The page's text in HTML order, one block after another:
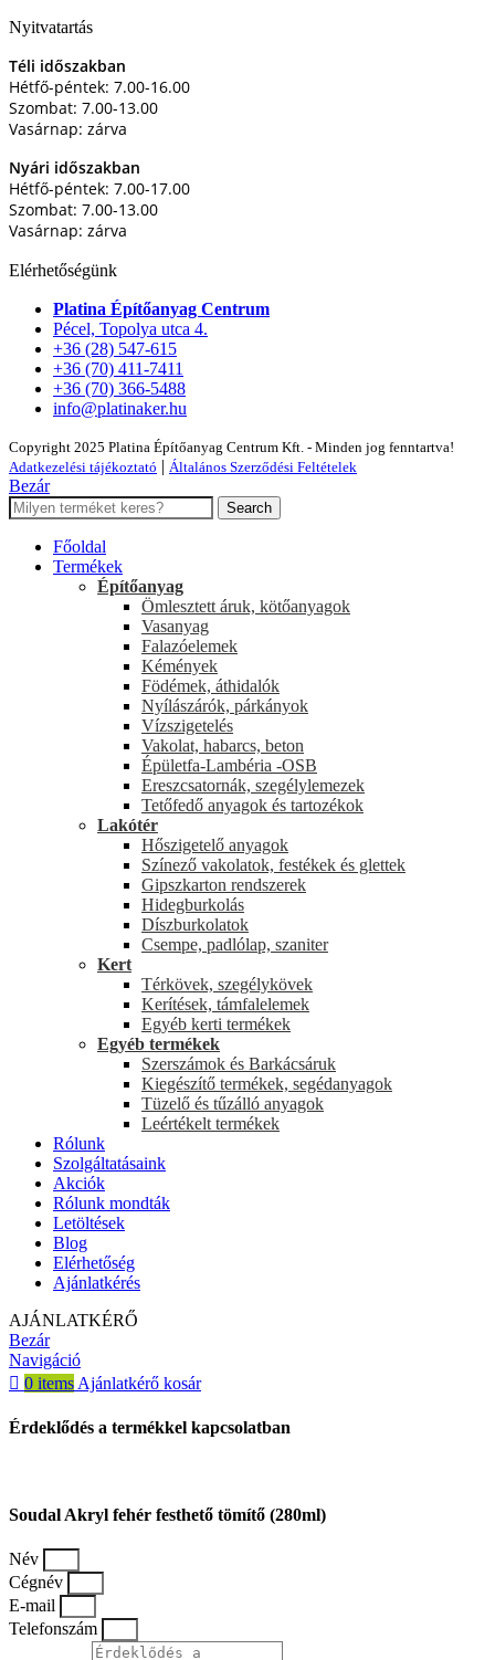
Nyitvatartás
Téli időszakban
Hétfő-péntek: 7.00-16.00
Szombat: 7.00-13.00
Vasárnap: zárva
Nyári időszakban
Hétfő-péntek: 7.00-17.00
Szombat: 7.00-13.00
Vasárnap: zárva
Elérhetőségünk
Platina Építőanyag Centrum
Pécel, Topolya utca 4.
+36 (28) 547-615
+36 (70) 411-7411
+36 (70) 366-5488
info@platinaker.hu
Copyright 2025 Platina Építőanyag Centrum Kft. - Minden jog fenntartva!
Adatkezelési tájékoztató | Általános Szerződési Feltételek
Bezár
Search
Főoldal
Termékek
Építőanyag
Ömlesztett áruk, kötőanyagok
Vasanyag
Falazóelemek
Kémények
Födémek, áthidalók
Nyílászárók, párkányok
Vízszigetelés
Vakolat, habarcs, beton
Épületfa-Lambéria -OSB
Ereszcsatornák, szegélylemezek
Tetőfedő anyagok és tartozékok
Lakótér
Hőszigetelő anyagok
Színező vakolatok, festékek és glettek
Gipszkarton rendszerek
Hidegburkolás
Díszburkolatok
Csempe, padlólap, szaniter
Kert
Térkövek, szegélykövek
Kerítések, támfalelemek
Egyéb kerti termékek
Egyéb termékek
Szerszámok és Barkácsáruk
Kiegészítő termékek, segédanyagok
Tüzelő és tűzálló anyagok
Leértékelt termékek
Rólunk
Szolgáltatásaink
Akciók
Rólunk mondták
Letöltések
Blog
Elérhetőség
Ajánlatkérés
AJÁNLATKÉRŐ
Bezár
Navigáció
0 items Ajánlatkérő kosár
Érdeklődés a termékkel kapcsolatban
Soudal Akryl fehér festhető tömítő (280ml)
Név
Cégnév
E-mail
Telefonszám